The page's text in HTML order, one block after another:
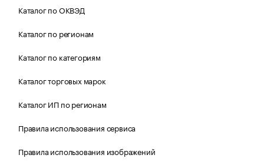
Каталог по ОКВЭД
Каталог по регионам
Каталог по категориям
Каталог торговых марок
Каталог ИП по регионам
Правила использования сервиса
Правила использования изображений